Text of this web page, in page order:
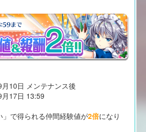
10日 メンテナンス後
17日 13:59
で得られる仲間経験値が2倍になり